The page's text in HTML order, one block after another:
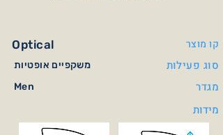
Optical קו מוצר
משקפיים אופטיות סוג פעילות
Men
מגדר
מידות